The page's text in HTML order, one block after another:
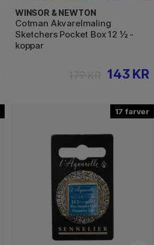
WINSOR & NEWTON
Cotman Akvarelmaling
Sketchers Pocket Box 12 ½ -
koppar
143 KR
17